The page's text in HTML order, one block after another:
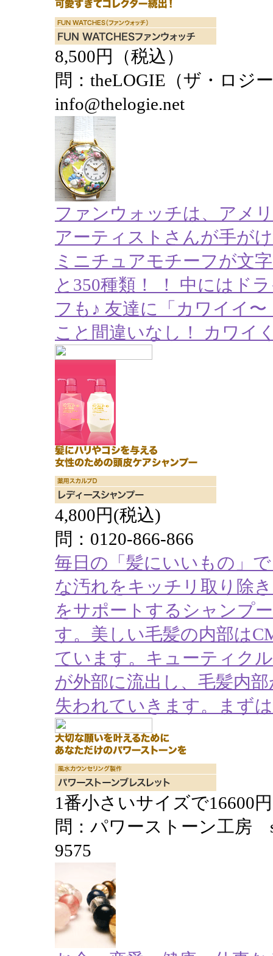
8,500円（税込）
問：theLOGIE（ザ・ロジ
info@thelogie.net
ファンウォッチは、アメ
アーティストさんが手が
ミニチュアモチーフが文
と350種類！ ！ 中にはド
フも♪ 友達に「カワイイ
こと間違いなし！ カワイ
4,800円(税込)
問：0120-866-866
毎日の「髪にいいもの」
な汚れをキッチリ取り除
をサポートするシャンプ
す。美しい毛髪の内部は
ています。キューティク
が外部に流出し、毛髪内
失われていきます。まず
1番小さいサイズで16600
問：パワーストーン工房
9575